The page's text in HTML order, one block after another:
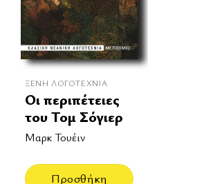
ΞΈΝΗ ΛΟΓΟΤΕΧΝΊΑ
Οι περιπέτειες
του Τομ Σόγιερ
Μαρκ Τουέιν
Προσθήκη